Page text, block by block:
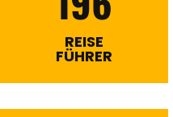
REISE
FÜHRER